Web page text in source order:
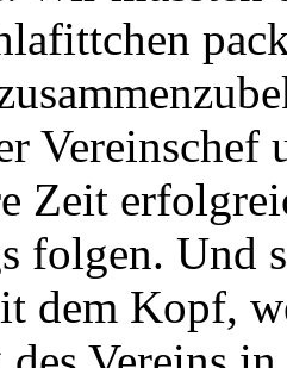
Vereinschef
Zeit
folgen. Und
dem Kopf,